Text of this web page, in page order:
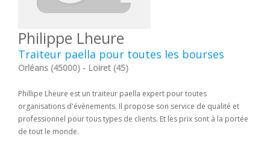
Philippe Lheure
Traiteur paella pour toutes les bourses
Orléans (45000) - Loiret (45)
Phillipe Lheure est un traiteur paella expert pour toutes
organisations d'évènements. Il propose son service de qualité et
professionnel pour tous types de clients. Et les prix sont à la portée
de tout le monde.